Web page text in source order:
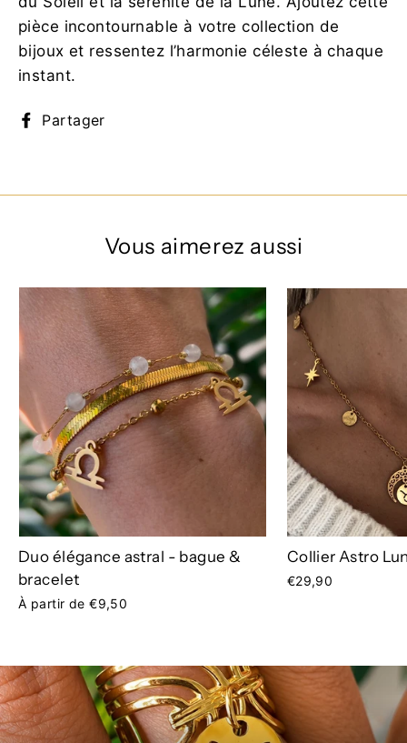
pièce incontournable à votre collection de
bijoux et ressentez l’harmonie céleste à chaque
instant.
Partager
Vous aimerez aussi
Duo élégance astral - bague &
bracelet
À partir de €9,50
Collier Astro
€29,90